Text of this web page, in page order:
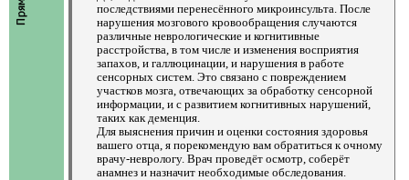
последствиями перенесённого микроинсульта. После
нарушения мозгового кровообращения случаются
различные неврологические и когнитивные
расстройства, в том числе и изменения восприятия
запахов, и галлюцинации, и нарушения в работе
сенсорных систем. Это связано с повреждением
участков мозга, отвечающих за обработку сенсорной
информации, и с развитием когнитивных нарушений,
таких как деменция.
Для выяснения причин и оценки состояния здоровья
вашего отца, я порекомендую вам обратиться к очному
врачу-неврологу. Врач проведёт осмотр, соберёт
анамнез и назначит необходимые обследования.